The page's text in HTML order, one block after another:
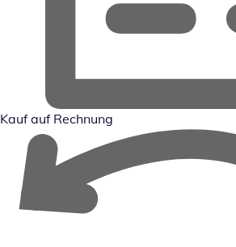
Kauf auf Rechnung